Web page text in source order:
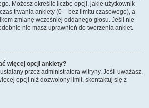
Możesz określić liczbę opcji, jakie użytkownik
trwania ankiety (0 – bez limitu czasowego), a
zmianę wcześniej oddanego głosu. Jeśli nie
nie masz uprawnień do tworzenia ankiet.
więcej opcji ankiety?
przez administratora witryny. Jeśli uważasz,
opcji niż dozwolony limit, skontaktuj się z